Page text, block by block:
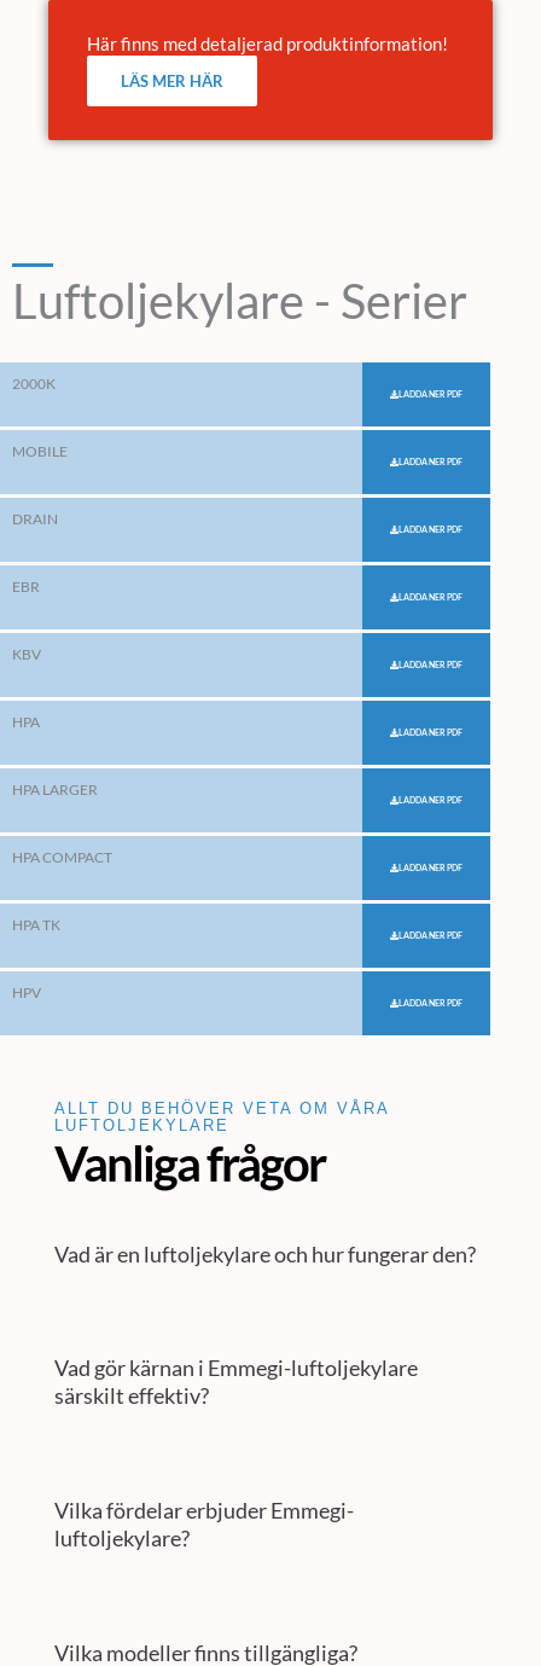
Här finns med detaljerad produktinformation!
LÄS MER HÄR
Luftoljekylare - Serier
2000K
LADDA NER PDF
MOBILE
LADDA NER PDF
DRAIN
LADDA NER PDF
EBR
LADDA NER PDF
KBV
LADDA NER PDF
HPA
LADDA NER PDF
HPA LARGER
LADDA NER PDF
HPA COMPACT
LADDA NER PDF
HPA TK
LADDA NER PDF
HPV
LADDA NER PDF
ALLT DU BEHÖVER VETA OM VÅRA
LUFTOLJEKYLARE
Vanliga frågor
Vad är en luftoljekylare och hur fungerar den?
Vad gör kärnan i Emmegi-luftoljekylare
särskilt effektiv?
Vilka fördelar erbjuder Emmegi-
luftoljekylare?
Vilka modeller finns tillgängliga?